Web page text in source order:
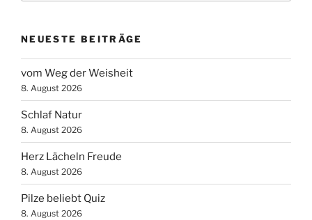
NEUESTE BEITRÄGE
vom Weg der Weisheit
8. August 2026
Schlaf Natur
8. August 2026
Herz Lächeln Freude
8. August 2026
Pilze beliebt Quiz
8. August 2026